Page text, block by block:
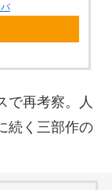
で再考察。人
続く三部作の